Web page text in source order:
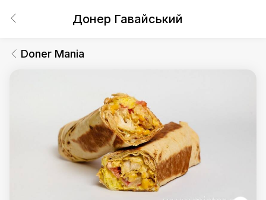
Донер Гавайський
Doner Mania